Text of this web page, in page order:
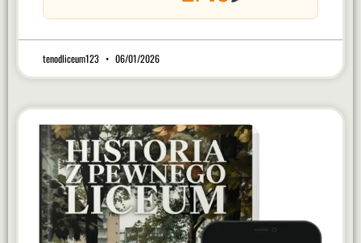
tenodliceum123 06/01/2026